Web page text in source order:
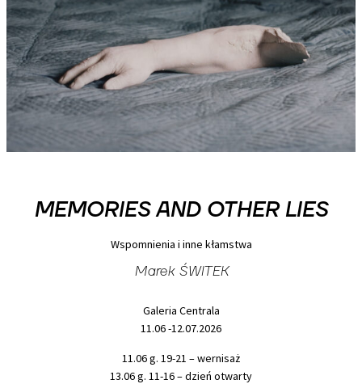
MEMORIES AND OTHER LIES
Wspomnienia i inne kłamstwa
Marek ŚWITEK
Galeria Centrala
11.06 -12.07.2026
11.06 g. 19-21 – wernisaż
13.06 g. 11-16 – dzień otwarty